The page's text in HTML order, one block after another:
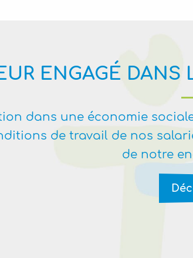
ENGAGÉ DANS
dans une économie
de travail de nos
de notre